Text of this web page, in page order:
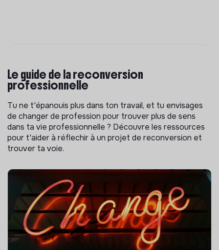
Le guide de la reconversion
professionnelle
Tu ne t'épanouis plus dans ton travail, et tu envisages
de changer de profession pour trouver plus de sens
dans ta vie professionnelle ? Découvre les ressources
pour t'aider à réflechir à un projet de reconversion et
trouver ta voie.